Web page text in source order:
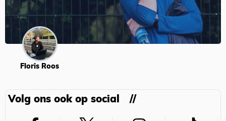
Floris Roos
Volg ons ook op social